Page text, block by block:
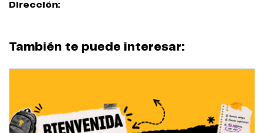
Dirección:
También te puede interesar: